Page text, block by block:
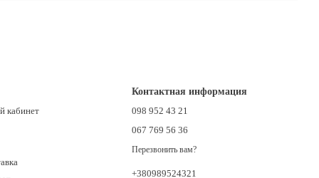
кабинет
Контактная информация
098 952 43 21
067 769 56 36
Перезвонить вам?
+380989524321